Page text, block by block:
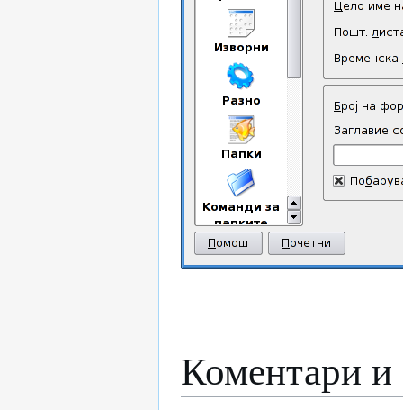
Коментари и